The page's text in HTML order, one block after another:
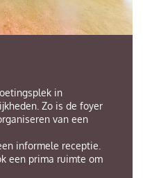
in
Zo is de foyer
van een
informele receptie.
een prima ruimte om